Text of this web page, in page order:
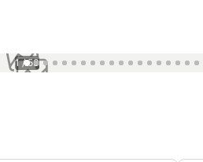
1 / 53